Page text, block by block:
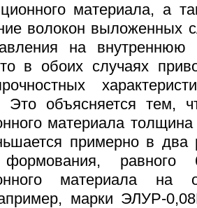
материала, а
волокон выложенных
на внутреннюю
в обоих случаях
Это объясняется тем,
материала
примерно в два
формования,
материала на
марки ЭЛУР-